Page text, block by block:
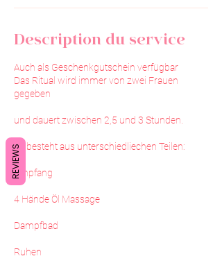
Description du service
Auch als Geschenkgutschein verfügbar
Das Ritual wird immer von zwei Frauen
gegeben
und dauert zwischen 2,5 und 3 Stunden.
Es besteht aus unterschiedliechen Teilen:
Empfang
4 Hände Öl Massage
Dampfbad
Ruhen
REVIEWS